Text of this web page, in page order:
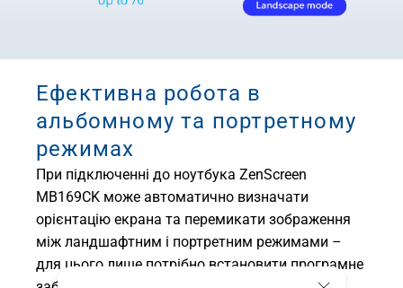
Ефективна робота в
альбомному та портретному
режимах
При підключенні до ноутбука ZenScreen
MB169CK може автоматично визначати
орієнтацію екрана та перемикати зображення
між ландшафтним і портретним режимами –
для цього лише потрібно встановити програмне